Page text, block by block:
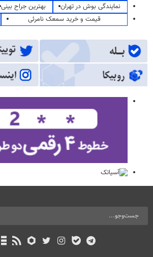
نمایندگی بوش در تهران
بهترین جراح بینی
قیمت و خرید سمعک نامرئی